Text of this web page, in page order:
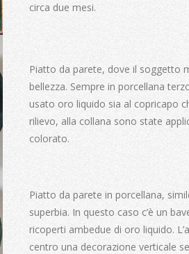
circa due mesi.
Piatto da parete, dove il soggetto
bellezza. Sempre in porcellana
usato oro liquido sia al copricapo
rilievo, alla collana sono state
colorato.
Piatto da parete in porcellana,
superbia. In questo caso c’è un
ricoperti ambedue di oro liquido.
centro una decorazione verticale